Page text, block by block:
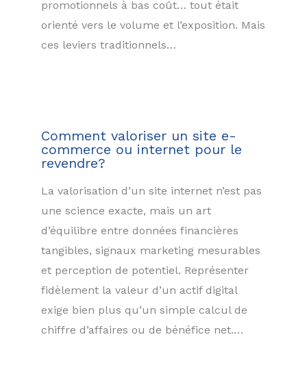
promotionnels à bas coût… tout était
orienté vers le volume et l’exposition. Mais
ces leviers traditionnels…
Comment valoriser un site e-
commerce ou internet pour le
revendre?
La valorisation d’un site internet n’est pas
une science exacte, mais un art
d’équilibre entre données financières
tangibles, signaux marketing mesurables
et perception de potentiel. Représenter
fidèlement la valeur d’un actif digital
exige bien plus qu’un simple calcul de
chiffre d’affaires ou de bénéfice net.…